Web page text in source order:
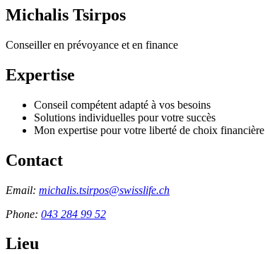
Michalis Tsirpos
Conseiller en prévoyance et en finance
Expertise
Conseil compétent adapté à vos besoins
Solutions individuelles pour votre succès
Mon expertise pour votre liberté de choix financière
Contact
Email: michalis.tsirpos@swisslife.ch
Phone: 043 284 99 52
Lieu